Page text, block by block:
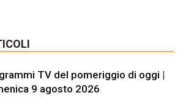
TV del pomeriggio di oggi |
9 agosto 2026